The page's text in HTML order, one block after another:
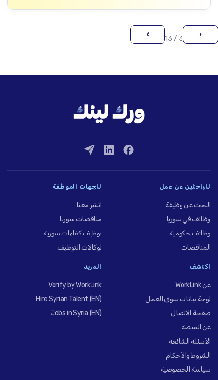
‹
3 / 13
›
للباحثين عن عمل
البحث عن وظيفة
وظائف في سوريا
وظائف حكومية
المناقصات
للجهات الموظِّفة
انشر معنا
مناقصات سوريا
توظيف كفاءات سورية
لوكالات التوظيف
اكتشف
عن WorkLink
لوحة بيانات سوق العمل
صفحة الاتصال
عن المنصة
الأسئلة الشائعة
الشروط والأحكام
سياسة الخصوصية
المزيد
Verify by WorkLink
Hire Syrian Talent (EN)
Jobs in Syria (EN)